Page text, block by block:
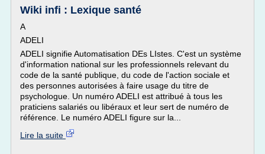
Wiki infi : Lexique santé
A
ADELI
ADELI signifie Automatisation DEs LIstes. C'est un système
d'information national sur les professionnels relevant du
code de la santé publique, du code de l'action sociale et
des personnes autorisées à faire usage du titre de
psychologue. Un numéro ADELI est attribué à tous les
praticiens salariés ou libéraux et leur sert de numéro de
référence. Le numéro ADELI figure sur la...
Lire la suite